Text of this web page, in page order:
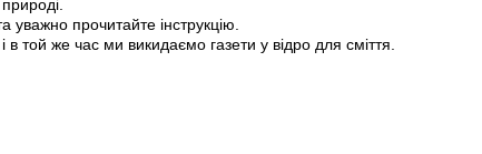
прочитайте інструкцію.
той же час ми викидаємо газети у відро для сміття.